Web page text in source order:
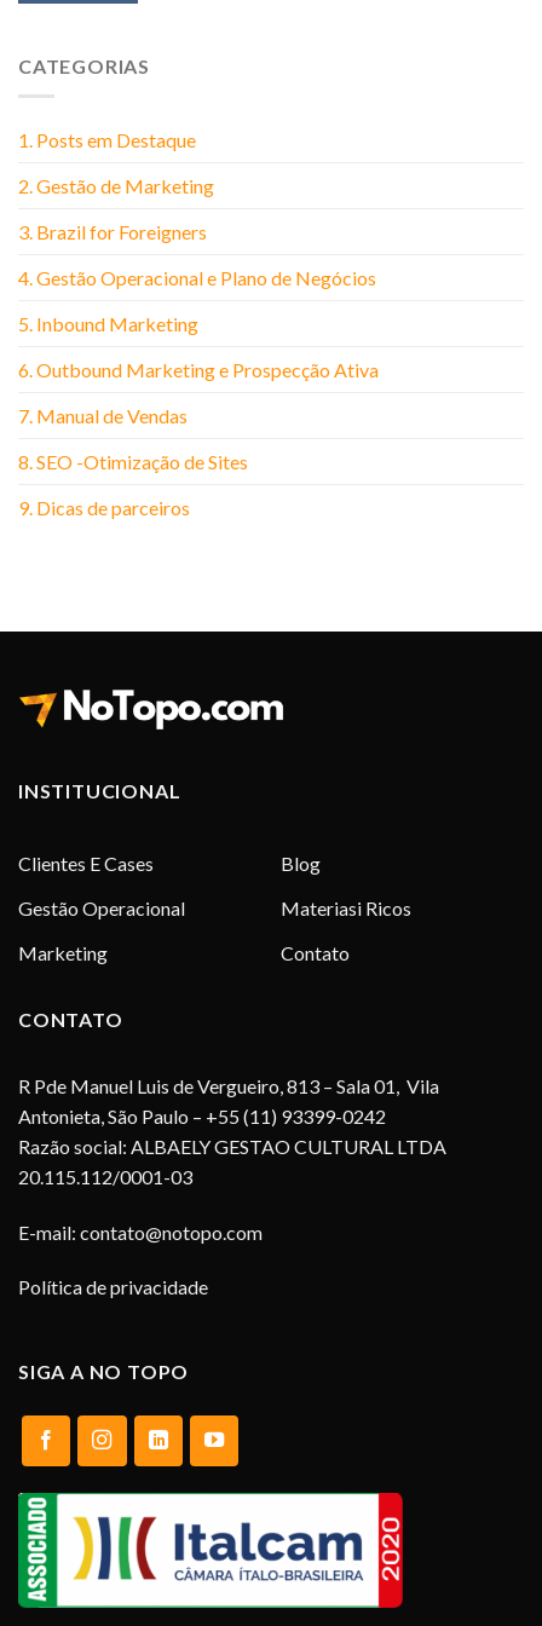
CATEGORIAS
1. Posts em Destaque
2. Gestão de Marketing
3. Brazil for Foreigners
4. Gestão Operacional e Plano de Negócios
5. Inbound Marketing
6. Outbound Marketing e Prospecção Ativa
7. Manual de Vendas
8. SEO -Otimização de Sites
9. Dicas de parceiros
INSTITUCIONAL
Clientes E Cases
Gestão Operacional
Marketing
Blog
Materiasi Ricos
Contato
CONTATO
R Pde Manuel Luis de Vergueiro, 813 – Sala 01, Vila
Antonieta, São Paulo – +55 (11) 93399-0242
Razão social: ALBAELY GESTAO CULTURAL LTDA
20.115.112/0001-03
E-mail: contato@notopo.com
Política de privacidade
SIGA A NO TOPO